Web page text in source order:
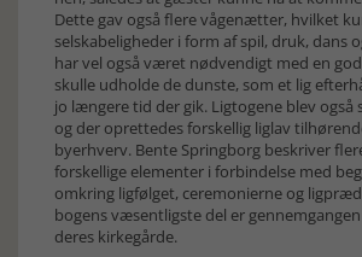
Dette gav også flere vågenætter, hvilket
selskabeligheder i form af spil, druk, dans
har vel også været nødvendigt med en
skulle udholde de dunste, som et lig
jo længere tid der gik. Ligtogene blev også
og der oprettedes forskellig liglav
byerhverv. Bente Springborg beskriver
forskellige elementer i forbindelse med
omkring ligfølget, ceremonierne og
bogens væsentligste del er
deres kirkegårde.